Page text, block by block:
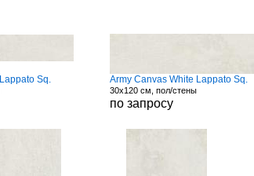
Sq. Army Canvas White Lappato Sq.
30x120 см, пол/стены
по запросу